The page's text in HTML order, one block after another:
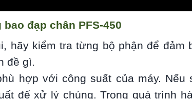
đạp chân PFS-450
hãy kiểm tra từng bộ phận để đảm
đề gì.
hợp với công suất của máy. Nếu
để xử lý chúng. Trong quá trình